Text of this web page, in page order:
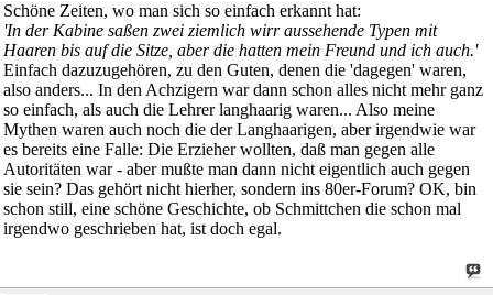
Schöne Zeiten, wo man sich so einfach erkannt hat:
'In der Kabine saßen zwei ziemlich wirr aussehende Typen mit
Haaren bis auf die Sitze, aber die hatten mein Freund und ich auch.'
Einfach dazuzugehören, zu den Guten, denen die 'dagegen' waren,
also anders... In den Achzigern war dann schon alles nicht mehr ganz
so einfach, als auch die Lehrer langhaarig waren... Also meine
Mythen waren auch noch die der Langhaarigen, aber irgendwie war
es bereits eine Falle: Die Erzieher wollten, daß man gegen alle
Autoritäten war - aber mußte man dann nicht eigentlich auch gegen
sie sein? Das gehört nicht hierher, sondern ins 80er-Forum? OK, bin
schon still, eine schöne Geschichte, ob Schmittchen die schon mal
irgendwo geschrieben hat, ist doch egal.